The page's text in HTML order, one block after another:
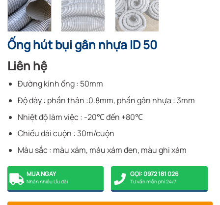
Ống hút bụi gân nhựa ID 50
Liên hệ
Đường kính ống : 50mm
Độ dày : phần thân :0.8mm, phần gân nhựa : 3mm
Nhiệt độ làm việc : -20℃ đến +80℃
Chiều dài cuộn : 30m/cuộn
Màu sắc : màu xám, màu xám đen, màu ghi xám
MUA NGAY
Nhận nhiều Ưu đãi
GỌI: 0972 181 026
Tư vấn miễn phí 24/7